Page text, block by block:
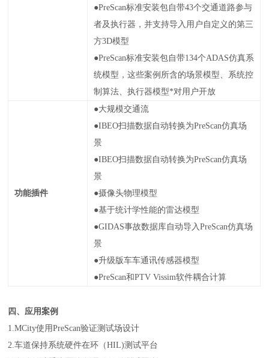
●PreScan标准安装包自带43个交通道路参与
者及执行器，并支持导入用户自定义的第三
方3D模型
●PreScan标准安装包自带134个ADAS仿真系
统模型，这些案例所含的场景模型、系统控
制算法、执行器模型*对用户开放
功能插件
●大规模交通流
●IBEO扫描数据自动转换为PreScan仿真场
景
●IBEO扫描数据自动转换为PreScan仿真场
景
●摄像头物理模型
●基于统计学性能的雷达模型
●GIDAS事故数据库自动导入PreScan仿真场
景
●升级版车车通讯传感器模型
●PreScan和PTV Vissim软件耦合计算
四、应用案例
1.MCity使用PreScan验证测试场设计
2.车道保持系统硬件在环（HIL)测试平台